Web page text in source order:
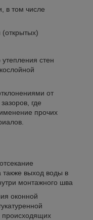
в том числе
(открытых)
стен
от
где
прочих
также выход воды в
монтажного шва
оконной
происходящих